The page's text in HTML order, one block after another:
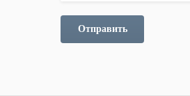
Отправить